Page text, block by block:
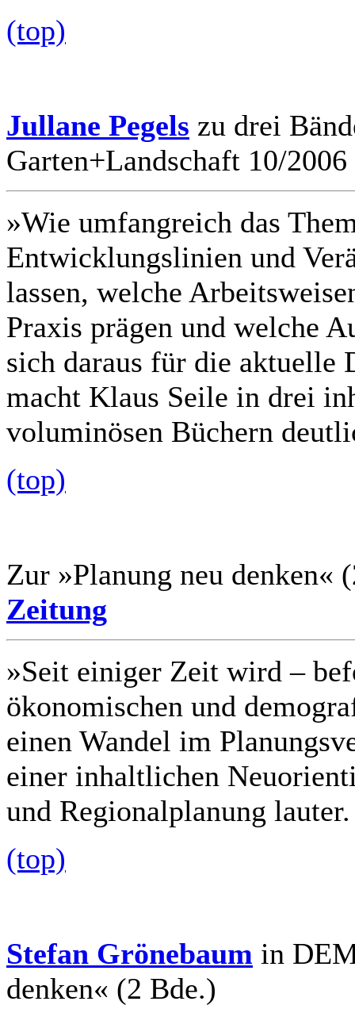
(top)
Jullane Pegels zu drei
Garten+Landschaft 10/2006
»Wie umfangreich das
Entwicklungslinien und
lassen, welche
Praxis prägen und welche
sich daraus für die aktuelle
macht Klaus Seile in drei
voluminösen Büchern
(top)
Zur »Planung neu denken«
Zeitung
»Seit einiger Zeit wird –
ökonomischen und
einen Wandel im
einer inhaltlichen
und Regionalplanung
(top)
Stefan Grönebaum in
denken« (2 Bde.)